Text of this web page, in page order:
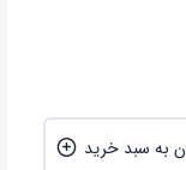
به سبد خرید